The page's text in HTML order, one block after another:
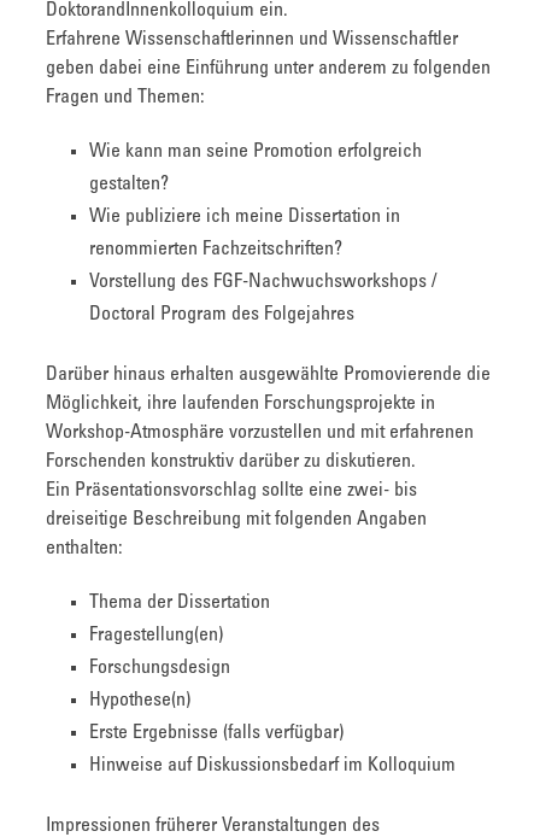
DoktorandInnenkolloquium ein.
Erfahrene Wissenschaftlerinnen und Wissenschaftler
geben dabei eine Einführung unter anderem zu folgenden
Fragen und Themen:
Wie kann man seine Promotion erfolgreich
gestalten?
Wie publiziere ich meine Dissertation in
renommierten Fachzeitschriften?
Vorstellung des FGF-Nachwuchsworkshops /
Doctoral Program des Folgejahres
Darüber hinaus erhalten ausgewählte Promovierende die
Möglichkeit, ihre laufenden Forschungsprojekte in
Workshop-Atmosphäre vorzustellen und mit erfahrenen
Forschenden konstruktiv darüber zu diskutieren.
Ein Präsentationsvorschlag sollte eine zwei- bis
dreiseitige Beschreibung mit folgenden Angaben
enthalten:
Thema der Dissertation
Fragestellung(en)
Forschungsdesign
Hypothese(n)
Erste Ergebnisse (falls verfügbar)
Hinweise auf Diskussionsbedarf im Kolloquium
Impressionen früherer Veranstaltungen des